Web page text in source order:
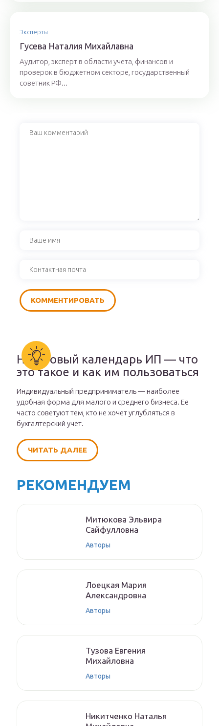
Эксперты
Гyсeвa Нaтaлия Михaйлaвнa
Аудитор, эксперт в области учета, финансов и
проверок в бюджетном секторе, государственный
советник РФ...
Налоговый календарь ИП — что
это такое и как им пользоваться
Индивидуальный предприниматель — наиболее
удобная форма для малого и среднего бизнеса. Ее
часто советуют тем, кто не хочет углубляться в
бухгалтерский учет.
ЧИТАТЬ ДАЛЕЕ
РЕКОМЕНДУЕМ
Митюкoвa Эльвиpa
Caйфуллoвнa
Авторы
Лoeцкaя Мaрия
Aлeксaндрoвнa
Авторы
Тyзoвa Eвгения
Михaйлoвнa
Авторы
Никитченкo Нaтaлья